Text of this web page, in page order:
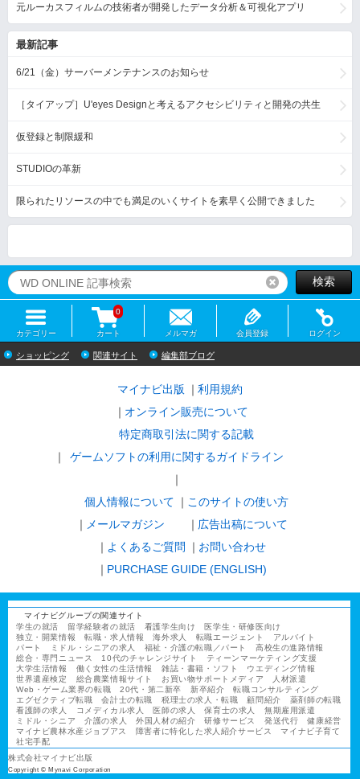
元ルーカスフィルムの技術者が開発したデータ分析＆可視化アプリ
最新記事
6/21（金）サーバーメンテナンスのお知らせ
［タイアップ］U'eyes Designと考えるアクセシビリティと開発の共生
仮登録と制限緩和
STUDIOの革新
限られたリソースの中でも満足のいくサイトを素早く公開できました
リセット検索
カテゴリー カート
0
メルマガ 会員登録 ログイン
ショッピング 関連サイト 編集部ブログ
マイナビ出版
利用規約
オンライン販売について
特定商取引法に関する記載
ゲームソフトの利用に関するガイドライン
｜
個人情報について
このサイトの使い方
メールマガジン
広告出稿について
よくあるご質問
お問い合わせ
PURCHASE GUIDE (ENGLISH)
マイナビグループの関連サイト
学生の就活
留学経験者の就活 看護学生向け
医学生・研修医向け
独立・開業情報
転職・求人情報 海外求人 転職エージェント
アルバイト
パート
ミドル・シニアの求人 福祉・介護の転職／パート
高校生の進路情報
総合・専門ニュース
10代のチャレンジサイト
ティーンマーケティング支援
大学生活情報
働く女性の生活情報 雑誌・書籍・ソフト
ウエディング情報
世界遺産検定
総合農業情報サイト お買い物サポートメディア
人材派遣
Web・ゲーム業界の転職
20代・第二新卒 新卒紹介
転職コンサルティング
エグゼクティブ転職
会計士の転職 税理士の求人・転職 顧問紹介
薬剤師の転職
看護師の求人
コメディカル求人 医師の求人 保育士の求人
無期雇用派遣
ミドル・シニア
介護の求人 外国人材の紹介 研修サービス 発送代行
健康経営
マイナビ農林水産ジョブアス
障害者に特化した求人紹介サービス
マイナビ子育て
社宅手配
株式会社マイナビ出版
Copyright © Mynavi Corporation